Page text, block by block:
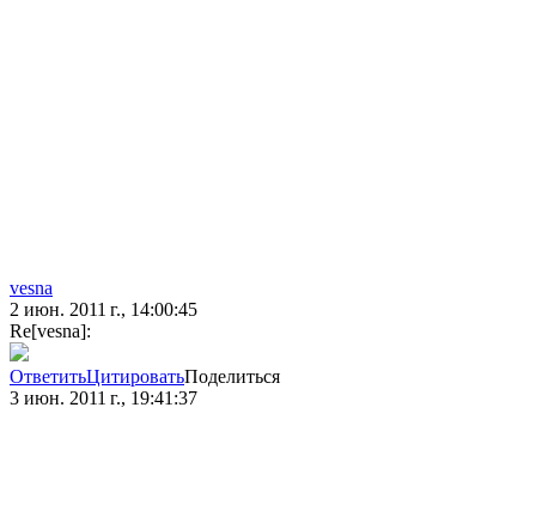
vesna
2 июн. 2011 г., 14:00:45
Re[vesna]:
ОтветитьЦитироватьПоделиться
3 июн. 2011 г., 19:41:37